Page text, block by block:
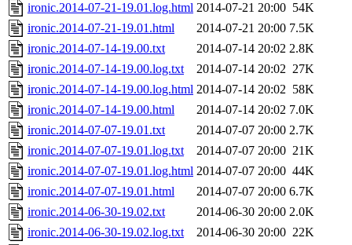
ironic.2014-07-21-19.01.log.html 2014-07-21 20:00 54K
ironic.2014-07-21-19.01.html
2014-07-21 20:00 7.5K
ironic.2014-07-14-19.00.txt
2014-07-14 20:02 2.8K
ironic.2014-07-14-19.00.log.txt
2014-07-14 20:02 27K
ironic.2014-07-14-19.00.log.html 2014-07-14 20:02 58K
ironic.2014-07-14-19.00.html
2014-07-14 20:02 7.0K
ironic.2014-07-07-19.01.txt
2014-07-07 20:00 2.7K
ironic.2014-07-07-19.01.log.txt
2014-07-07 20:00 21K
ironic.2014-07-07-19.01.log.html 2014-07-07 20:00 44K
ironic.2014-07-07-19.01.html
2014-07-07 20:00 6.7K
ironic.2014-06-30-19.02.txt
2014-06-30 20:00 2.0K
ironic.2014-06-30-19.02.log.txt
2014-06-30 20:00 22K